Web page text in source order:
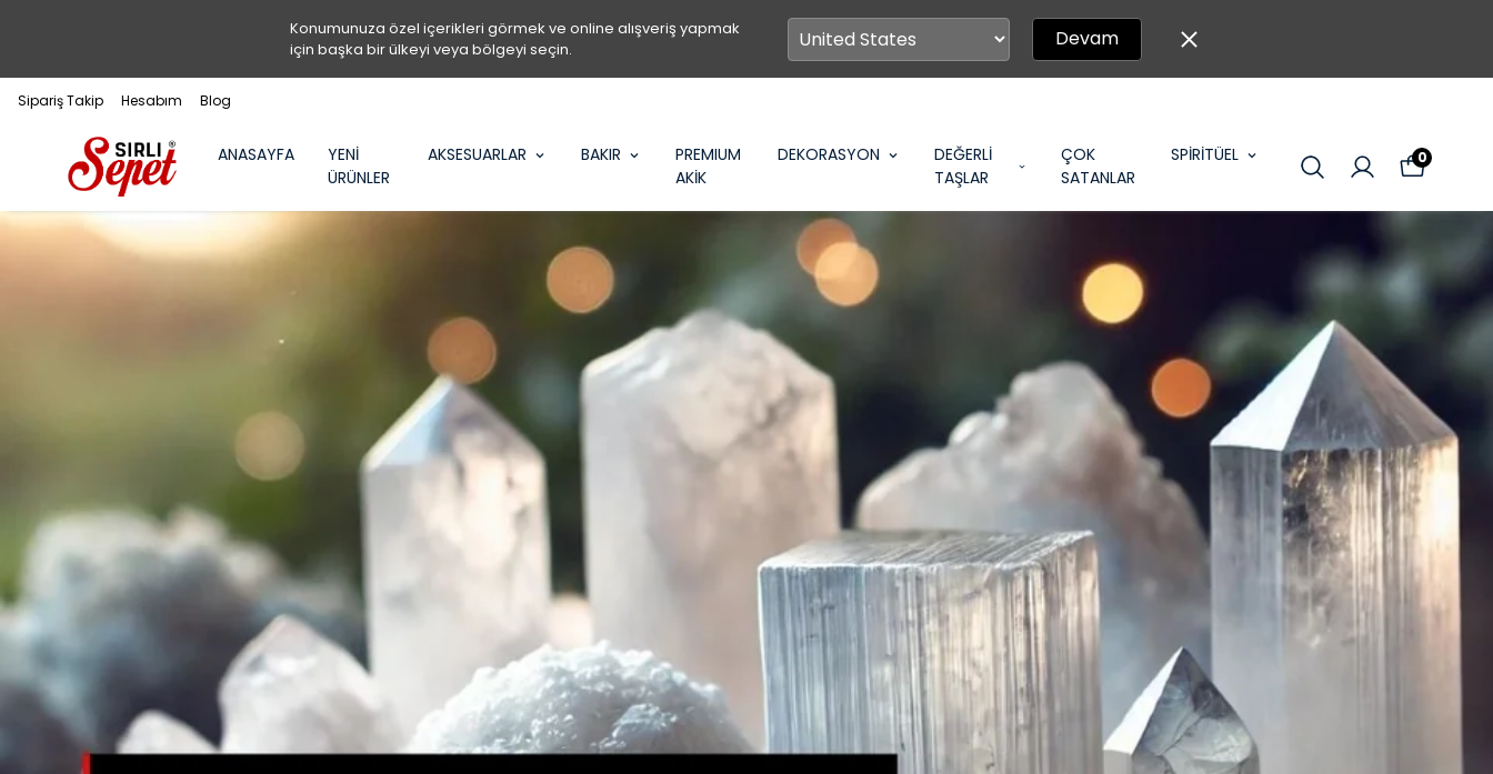
Konumunuza özel içerikleri görmek ve online alışveriş yapmak
için başka bir ülkeyi veya bölgeyi seçin.
Devam
Sipariş Takip Hesabım Blog
ANASAYFA
YENİ
ÜRÜNLER
AKSESUARLAR BAKIR
PREMIUM
AKİK
DEKORASYON
DEĞERLİ
TAŞLAR
ÇOK
SATANLAR
SPİRİTÜEL 0